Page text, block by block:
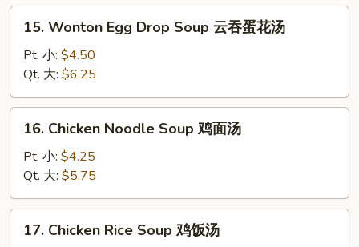
花
Wonton
Egg
Drop
Soup
云
15. Wonton Egg Drop Soup 云吞蛋花汤
Pt. 小: $4.50
Qt. 大: $6.25
Chicken
Noodle
Soup
鸡
面
16. Chicken Noodle Soup 鸡面汤
Pt. 小: $4.25
Qt. 大: $5.75
Chicken
17. Chicken Rice Soup 鸡饭汤